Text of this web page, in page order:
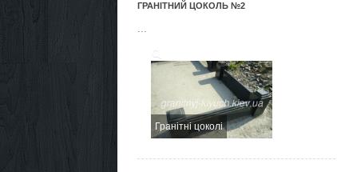
ГРАНІТНИЙ ЦОКОЛЬ №2
...
Гранітні цоколі